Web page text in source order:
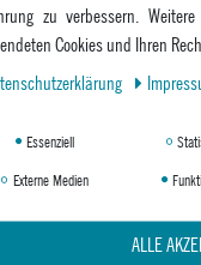
TEE DEUS
zu verbessern.
Cookies und Ihren
Essenziell
Externe Medien
ALLE